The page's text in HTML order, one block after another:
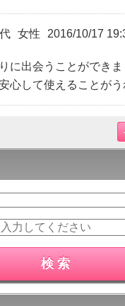
女性 2016/10/17
に出会うことができま
心して使えることがう